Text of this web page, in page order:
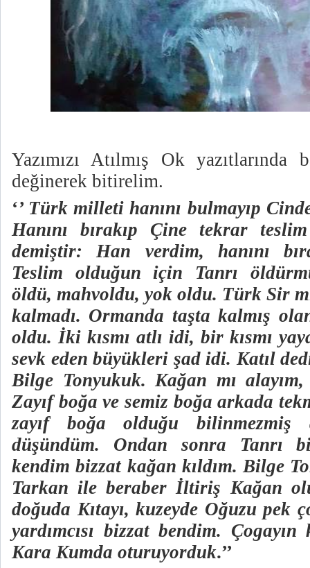
Yazımızı Atılmış Ok yazıtlarında
değinerek bitirelim.
‘’ Türk milleti hanını bulmayıp
Hanını bırakıp Çine tekrar
demiştir: Han verdim, hanını
Teslim olduğun için Tanrı
öldü, mahvoldu, yok oldu. Türk Sir
kalmadı. Ormanda taşta kalmış
oldu. İki kısmı atlı idi, bir kısmı
sevk eden büyükleri şad idi. Katıl
Bilge Tonyukuk. Kağan mı
Zayıf boğa ve semiz boğa arkada
zayıf boğa olduğu
düşündüm. Ondan sonra Tanrı
kendim bizzat kağan kıldım. Bilge
Tarkan ile beraber İltiriş Kağan
doğuda Kıtayı, kuzeyde Oğuzu
yardımcısı bizzat bendim.
Kara Kumda oturuyorduk.’’